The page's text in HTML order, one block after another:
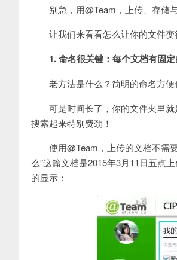
别急，用@Team，上传、存储
让我们来看看怎么让你的文件变
1. 命名很关键：每个文档有固
老方法是什么？简明的命名方
可是时间长了，你的文件夹里
搜索起来特别费劲！
使用@Team，上传的文档不需
么”这篇文档是2015年3月11日五点
的显示：